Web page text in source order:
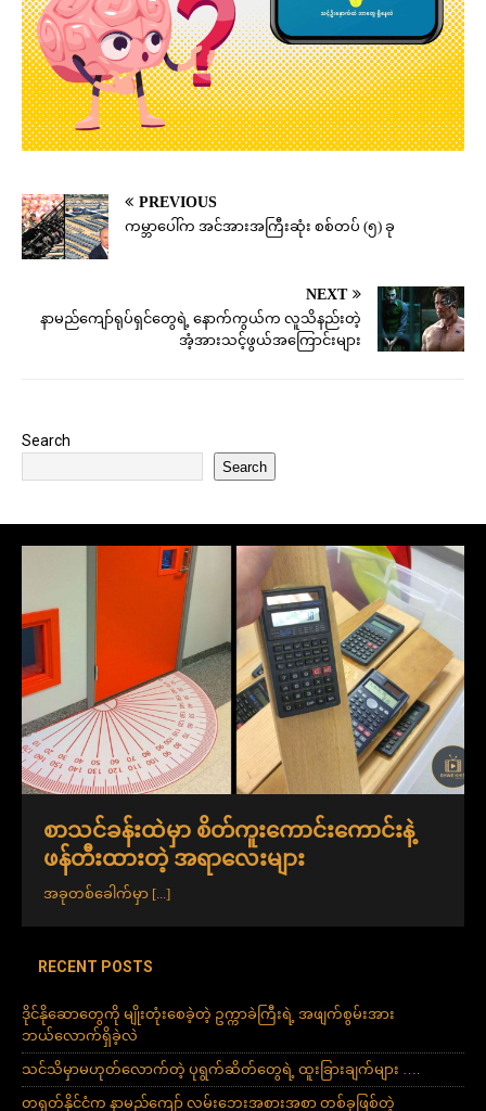
PREVIOUS
ကမ္ဘာပေါ်က အင်အားအကြီးဆုံး စစ်တပ် (၅) ခု
NEXT
နာမည်ကျော်ရုပ်ရှင်တွေရဲ့ နောက်ကွယ်က လူသိနည်းတဲ့
အံ့အားသင့်ဖွယ်အကြောင်းများ
Search
Search
စာသင်ခန်းထဲမှာ စိတ်ကူးကောင်းကောင်းနဲ့
ဖန်တီးထားတဲ့ အရာလေးများ
အခုတစ်ခေါက်မှာ [...]
RECENT POSTS
ဒိုင်နိုဆောတွေကို မျိုးတုံးစေခဲ့တဲ့ ဥက္ကာခဲကြီးရဲ့ အဖျက်စွမ်းအား
ဘယ်လောက်ရှိခဲ့လဲ
သင်သိမှာမဟုတ်လောက်တဲ့ ပုရွက်ဆိတ်တွေရဲ့ ထူးခြားချက်များ ….
တရုတ်နိုင်ငံက နာမည်ကျော် လမ်းဘေးအစားအစာ တစ်ခုဖြစ်တဲ့